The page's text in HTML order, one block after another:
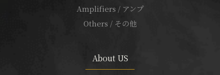
Amplifiers / アンプ
Others / その他
About US